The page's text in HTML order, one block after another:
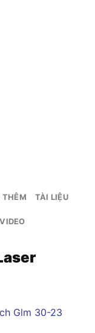
THÊM TÀI LIỆU
VIDEO